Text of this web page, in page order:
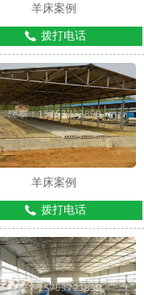
羊床案例
拨打电话
羊床案例
拨打电话